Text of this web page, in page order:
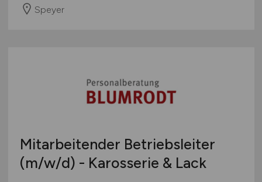
Speyer
Mitarbeitender Betriebsleiter
(m/w/d) - Karosserie & Lack